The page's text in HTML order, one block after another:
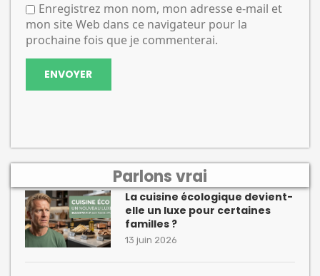
Enregistrez mon nom, mon adresse e-mail et
mon site Web dans ce navigateur pour la
prochaine fois que je commenterai.
Parlons vrai
La cuisine écologique devient-
elle un luxe pour certaines
familles ?
13 juin 2026